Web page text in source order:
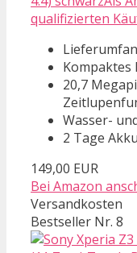
qualifizierten
Kompaktes
20,7
Wasser-
2 Tage
149,00 EUR
Bei Amazon
Versandkosten
Bestseller Nr. 8